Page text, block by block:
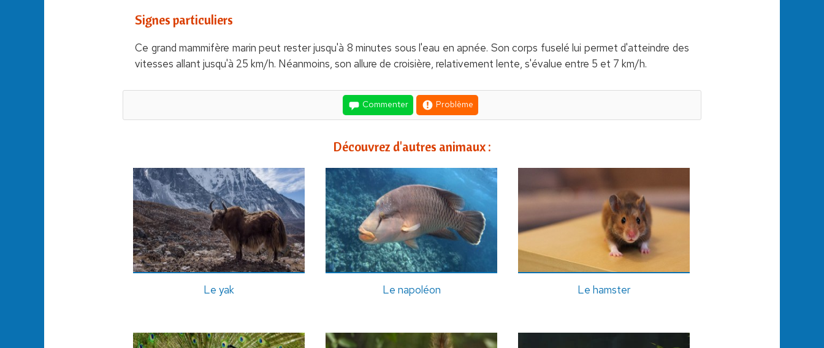
Signes particuliers
Ce grand mammifère marin peut rester jusqu'à 8 minutes sous l'eau en apnée. Son corps fuselé lui permet d'atteindre des
vitesses allant jusqu'à 25 km/h. Néanmoins, son allure de croisière, relativement lente, s'évalue entre 5 et 7 km/h.
Commenter Problème
Découvrez d'autres animaux :
Le yak Le napoléon Le hamster